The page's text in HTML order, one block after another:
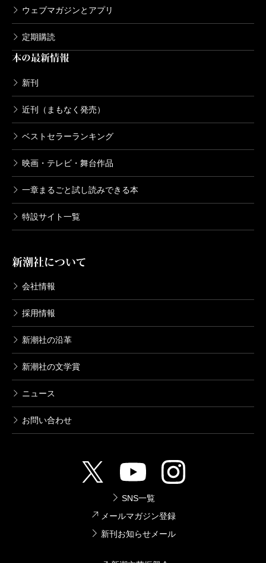
ウェブマガジンとアプリ
定期購読
本の最新情報
新刊
近刊（まもなく発売）
ベストセラーランキング
映画・テレビ・舞台作品
一章まるごと試し読みできる本
特設サイト一覧
新潮社について
会社情報
採用情報
新潮社の沿革
新潮社の文学賞
ニュース
お問い合わせ
SNS一覧
メールマガジン登録
新刊お知らせメール